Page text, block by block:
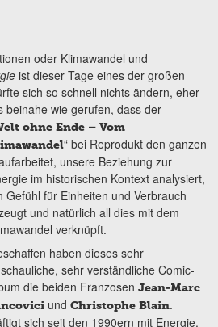
oder Klimawandel und
ist dieser Tage eines der großen
sich so schnell nichts ändern, eher
beinahe wie gerufen, dass der
ohne Ende – Vom
“ bei Reprodukt den ganzen
unsere Beziehung zur
im historischen Kontextanalysiert,
Gefühl für Einheiten und Verbrauch
und natürlich all dies mit dem
verknüpft.
haben dieses sehr
sehr verständliche Comic-
die beiden FranzosenJean-Marc
und Christophe Blain.
sich seit den 1990ern mit Energie,